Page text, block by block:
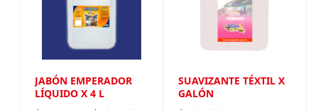
JABÓN EMPERADOR
LÍQUIDO X 4 L
SUAVIZANTE TÉXTIL X
GALÓN